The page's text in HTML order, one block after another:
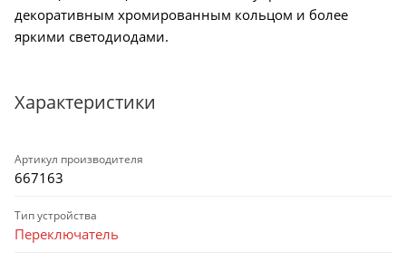
декоративным хромированным кольцом и более
яркими светодиодами.
Характеристики
Артикул производителя
667163
Тип устройства
Переключатель